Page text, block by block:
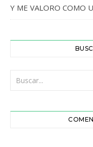
Y ME VALORO COMO